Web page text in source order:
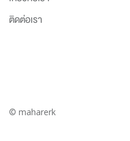
ติดต่อเรา
© maharerk